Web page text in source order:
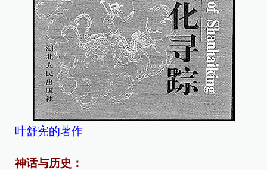
叶舒宪的著作
神话与历史：